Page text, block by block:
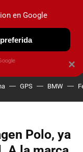
OBSERVATORIO
GPS BMW
Polo, ya
×
en Google